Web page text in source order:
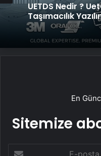
UETDS Nedir ?
Taşımacılık
En
Sitemize